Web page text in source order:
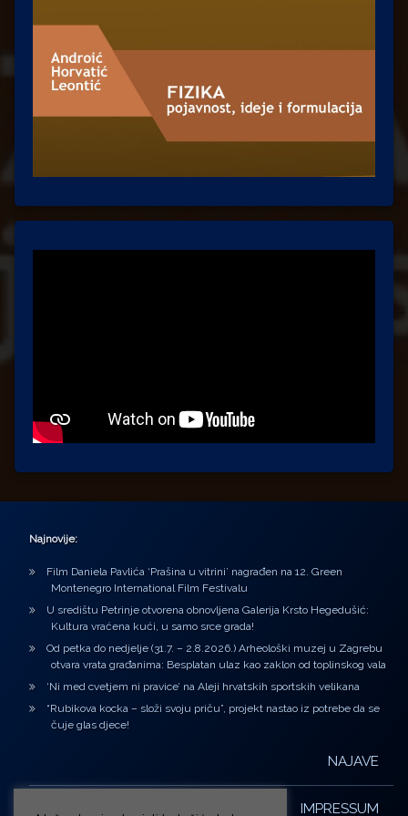
Najnovije:
Film Daniela Pavlića ‘Prašina u vitrini’ nagrađen na 12. Green
Montenegro International Film Festivalu
U središtu Petrinje otvorena obnovljena Galerija Krsto Hegedušić:
Kultura vraćena kući, u samo srce grada!
Od petka do nedjelje (31.7. – 2.8.2026.) Arheološki muzej u Zagrebu
otvara vrata građanima: Besplatan ulaz kao zaklon od toplinskog vala
‘Ni med cvetjem ni pravice’ na Aleji hrvatskih sportskih velikana
“Rubikova kocka – složi svoju priču”, projekt nastao iz potrebe da se
čuje glas djece!
NAJAVE
IMPRESSUM